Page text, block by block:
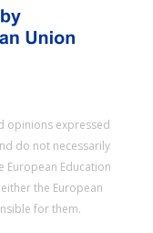
opinions expressed
do not necessarily
European Education
the European
for them.